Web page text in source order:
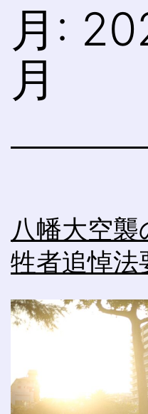
月:
月
八幡大空
牲者追悼法